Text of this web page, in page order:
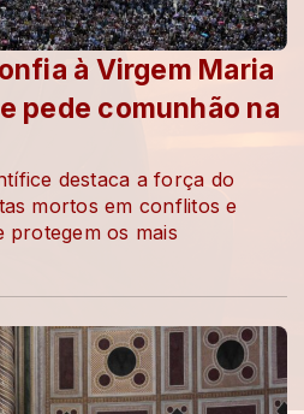
à Virgem Maria
pede comunhão na
destaca a força do
mortos em conflitos e
protegem os mais